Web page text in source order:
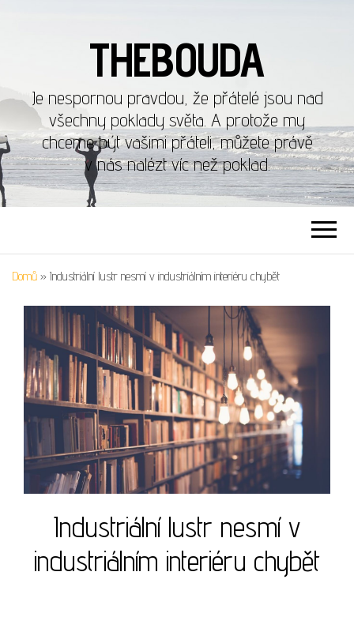
THEBOUDA
Je nespornou pravdou, že přátelé jsou nad
všechny poklady světa. A protože my
chceme být vašimi přáteli, můžete právě
v nás nalézt víc než poklad.
Domů » Industriální lustr nesmí v industriálním interiéru chybět
Industriální lustr nesmí v
industriálním interiéru chybět